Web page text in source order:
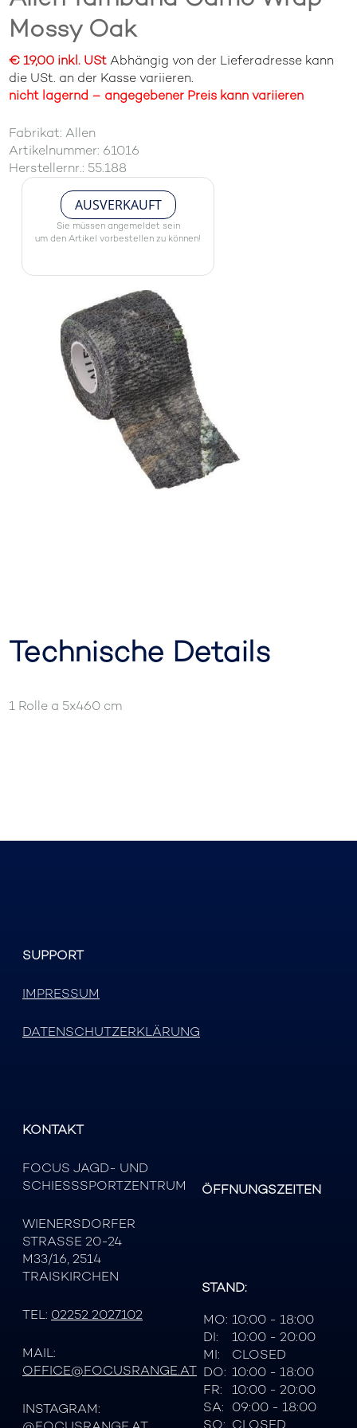
Mossy Oak
€ 19,00 inkl. UStAbhängig von der Lieferadresse kann
die USt. an der Kasse variieren.
nicht lagernd – angegebener Preis kann variieren
Fabrikat: Allen
Artikelnummer: 61016
Herstellernr.: 55.188
AUSVERKAUFT
Sie müssen angemeldet sein
um den Artikel vorbestellen zu können!
Technische Details
1 Rolle a 5x460 cm
SUPPORT
IMPRESSUM
DATENSCHUTZERKLÄRUNG
KONTAKT
FOCUS JAGD- UND
SCHIESSSPORTZENTRUM
WIENERSDORFER
STRASSE 20-24
M33/16, 2514
TRAISKIRCHEN
TEL: 02252 2027102
MAIL:
OFFICE@FOCUSRANGE.AT
INSTAGRAM:
ÖFFNUNGSZEITEN
STAND:
MO: 10:00 - 18:00
DI:
10:00 - 20:00
MI:
CLOSED
DO: 10:00 - 18:00
FR:
10:00 - 20:00
SA: 09:00 - 18:00
SO: CLOSED